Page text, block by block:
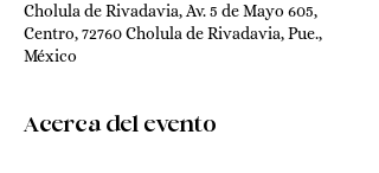
Cholula de Rivadavia, Av. 5 de Mayo 605,
Centro, 72760 Cholula de Rivadavia, Pue.,
México
Acerca del evento